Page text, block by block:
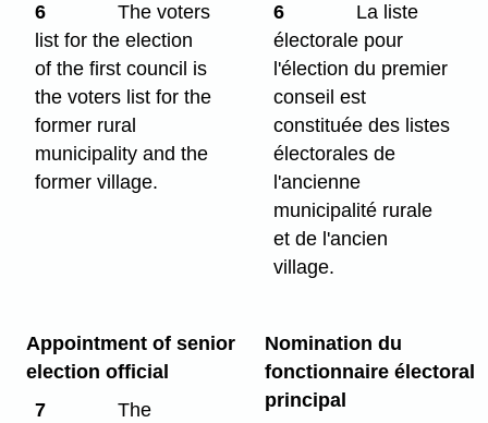
6
The voters
list for the election
of the first council is
the voters list for the
former rural
municipality and the
former village.
6
La liste
électorale pour
l'élection du premier
conseil est
constituée des listes
électorales de
l'ancienne
municipalité rurale
et de l'ancien
village.
Appointment of senior
election official
7
The
Nomination du
fonctionnaire électoral
principal